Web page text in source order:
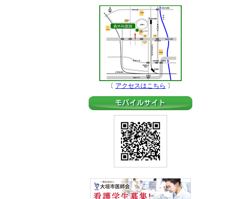
〔 アクセスはこちら 〕